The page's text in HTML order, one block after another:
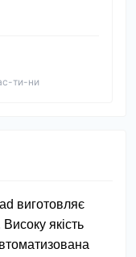
ти-ни
виготовляє
якість